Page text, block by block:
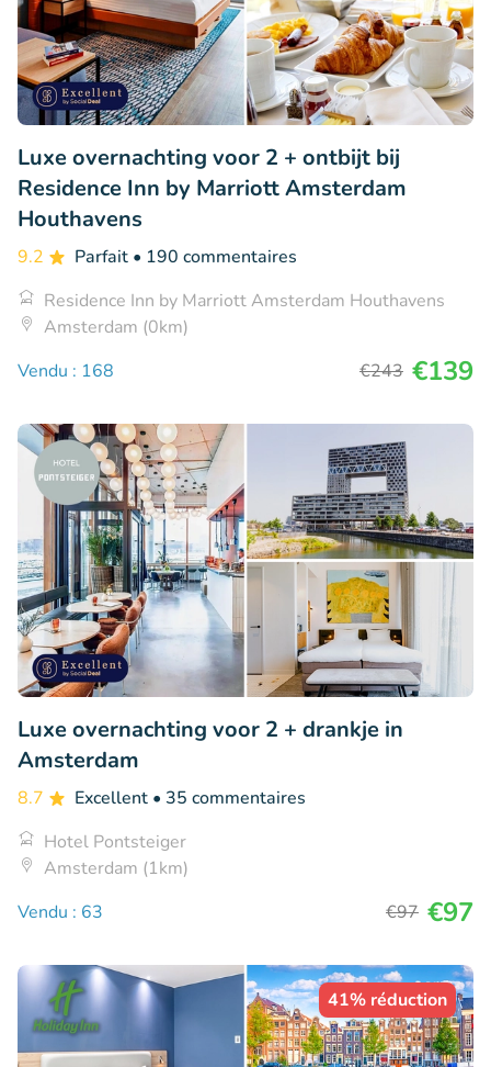
Luxe overnachting voor 2 + ontbijt bij
Residence Inn by Marriott Amsterdam
Houthavens
9.2 Parfait • 190 commentaires
Residence Inn by Marriott Amsterdam Houthavens
Amsterdam (0km)
Vendu : 168
€243 €139
Luxe overnachting voor 2 + drankje in
Amsterdam
8.7 Excellent • 35 commentaires
Hotel Pontsteiger
Amsterdam (1km)
Vendu : 63
€97 €97
41% réduction